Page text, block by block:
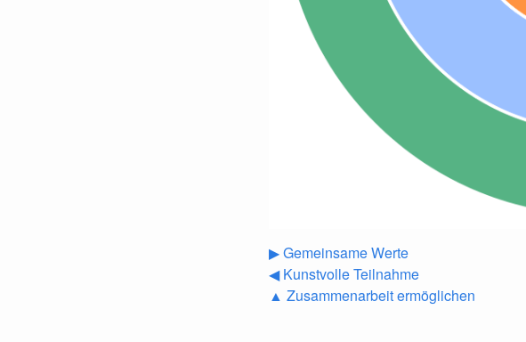
▶ Gemeinsame Werte
◀ Kunstvolle Teilnahme
▲ Zusammenarbeit ermöglichen